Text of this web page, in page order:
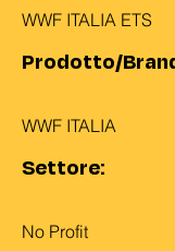
WWF ITALIA ETS
Prodotto/
WWF ITALIA
Settore:
No Profit